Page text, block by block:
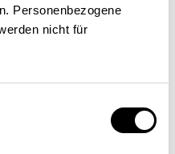
Personenbezogene
nicht für